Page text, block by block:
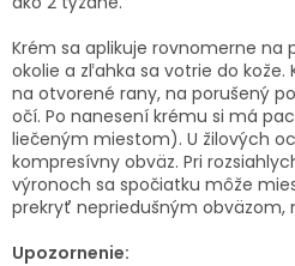
Krém sa aplikuje rovnomerne na
okolie a zľahka sa votrie do
na otvorené rany, na porušený
očí. Po nanesení krému si má
liečeným miestom). U žilových
kompresívny obväz. Pri
výronoch sa spočiatku môže
prekryť nepriedušným obväzom,
Upozornenie: